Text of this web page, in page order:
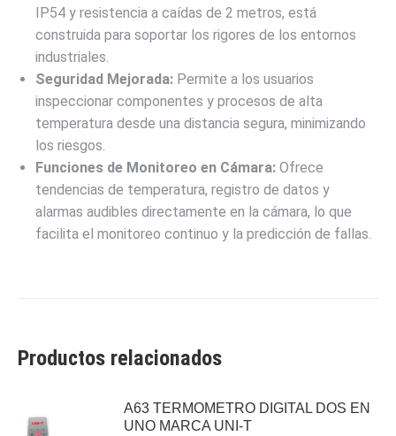
IP54 y resistencia a caídas de 2 metros, está
construida para soportar los rigores de los entornos
industriales.
Seguridad Mejorada: Permite a los usuarios
inspeccionar componentes y procesos de alta
temperatura desde una distancia segura, minimizando
los riesgos.
Funciones de Monitoreo en Cámara: Ofrece
tendencias de temperatura, registro de datos y
alarmas audibles directamente en la cámara, lo que
facilita el monitoreo continuo y la predicción de fallas.
Productos relacionados
A63 TERMOMETRO DIGITAL DOS EN
UNO MARCA UNI-T